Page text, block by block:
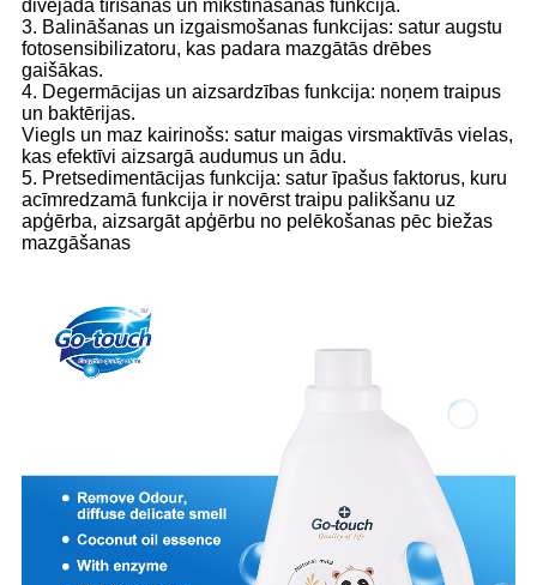
divējāda tīrīšanas un mīkstināšanas funkcija.
3. Balināšanas un izgaismošanas funkcijas: satur augstu
fotosensibilizatoru, kas padara mazgātās drēbes
gaišākas.
4. Degermācijas un aizsardzības funkcija: noņem traipus
un baktērijas.
Viegls un maz kairinošs: satur maigas virsmaktīvās vielas,
kas efektīvi aizsargā audumus un ādu.
5. Pretsedimentācijas funkcija: satur īpašus faktorus, kuru
acīmredzamā funkcija ir novērst traipu palikšanu uz
apģērba, aizsargāt apģērbu no pelēkošanas pēc biežas
mazgāšanas